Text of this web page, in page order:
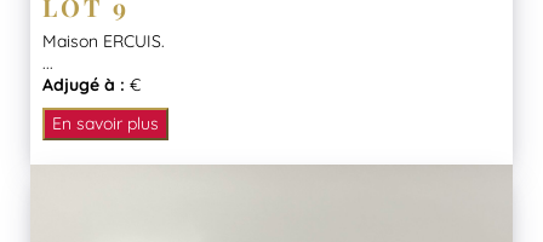
Maison ERCUIS.
...
Adjugé à : €
En savoir plus